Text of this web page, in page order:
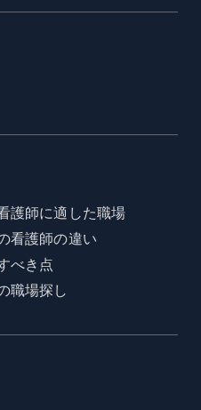
護師に適した職場
看護師の違い
べき点
職場探し